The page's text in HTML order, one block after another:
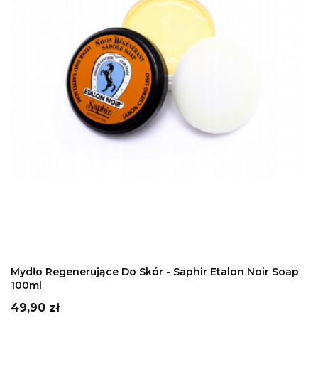
Mydło Regenerujące Do Skór - Saphir Etalon Noir Soap
100ml
Cena
49,90 zł